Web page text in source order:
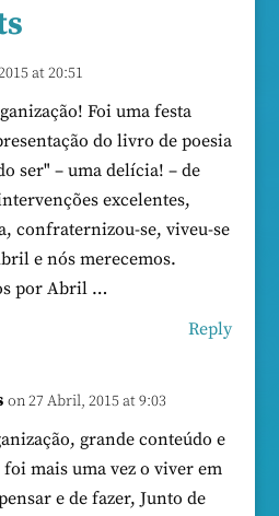
at 20:51
Foi uma festa
do livro de poesia
ser" – uma delícia! – de
excelentes,
confraternizou-se, viveu-se
e nós merecemos.
por Abril …
Reply
on 27 Abril, 2015 at 9:03
grande conteúdo e
mais uma vez o viver em
e de fazer, Junto de